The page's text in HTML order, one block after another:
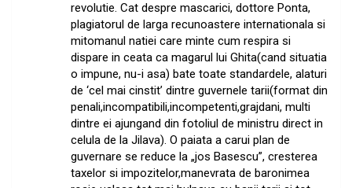
revolutie. Cat despre mascarici, dottore Ponta,
plagiatorul de larga recunoastere internationala si
mitomanul natiei care minte cum respira si
dispare in ceata ca magarul lui Ghita(cand situatia
o impune, nu-i asa) bate toate standardele, alaturi
de ‘cel mai cinstit’ dintre guvernele tarii(format din
penali,incompatibili,incompetenti,grajdani, multi
dintre ei ajungand din fotoliul de ministru direct in
celula de la Jilava). O paiata a carui plan de
guvernare se reduce la „jos Basescu”, cresterea
taxelor si impozitelor,manevrata de baronimea